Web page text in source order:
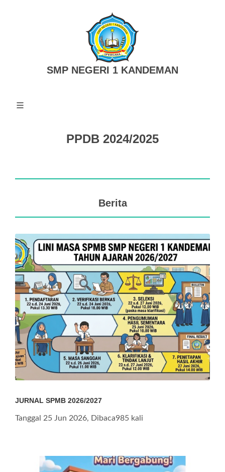
SMP NEGERI 1 KANDEMAN
PPDB 2024/2025
Berita
JURNAL SPMB 2026/2027
Tanggal 25 Jun 2026, Dibaca985 kali